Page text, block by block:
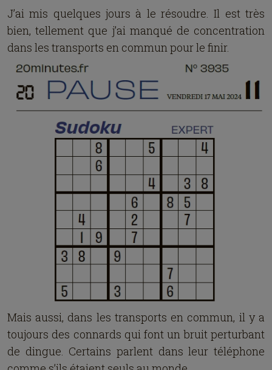
J’aimis quelquesjours à le résoudre. Il est très
bien, tellement que j’ai manqué de concentration
dans les transports en commun pour le finir.
Mais aussi, dans les transports en commun, il y a
toujours des connards qui font un bruit perturbant
de dingue. Certains parlent dans leur téléphone